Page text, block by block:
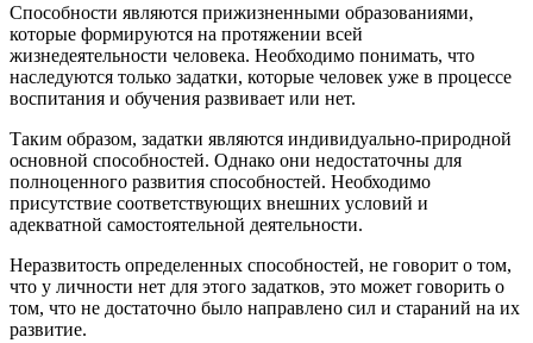
Способности являются прижизненными образованиями,
которые формируются на протяжении всей
жизнедеятельности человека. Необходимо понимать, что
наследуются только задатки, которые человек уже в процессе
воспитания и обучения развивает или нет.
Таким образом, задатки являются индивидуально-природной
основной способностей. Однако они недостаточны для
полноценного развития способностей. Необходимо
присутствие соответствующих внешних условий и
адекватной самостоятельной деятельности.
Неразвитость определенных способностей, не говорит о том,
что у личности нет для этого задатков, это может говорить о
том, что не достаточно было направлено сил и стараний на их
развитие.